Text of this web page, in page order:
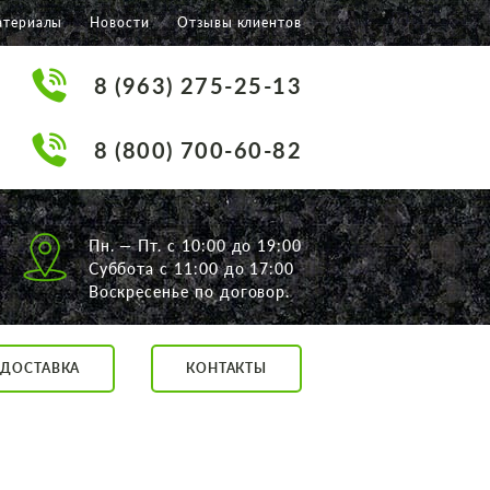
Новости Отзывы клиентов
8 (963) 275-25-13
8 (800) 700-60-82
Пн. — Пт. с 10:00 до 19:00
Суббота с 11:00 до 17:00
Воскресенье по договор.
ДОСТАВКА КОНТАКТЫ